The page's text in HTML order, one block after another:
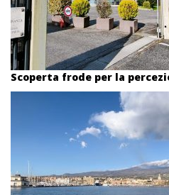
Scoperta frode per la